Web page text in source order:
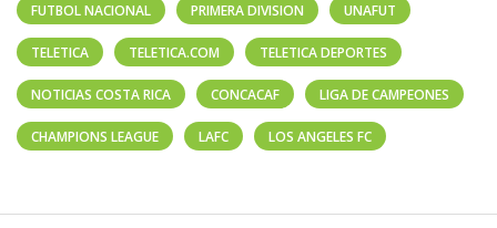
FUTBOL NACIONAL PRIMERA DIVISION UNAFUT
TELETICA TELETICA.COM TELETICA DEPORTES
NOTICIAS COSTA RICA CONCACAF LIGA DE CAMPEONES
CHAMPIONS LEAGUE LAFC LOS ANGELES FC